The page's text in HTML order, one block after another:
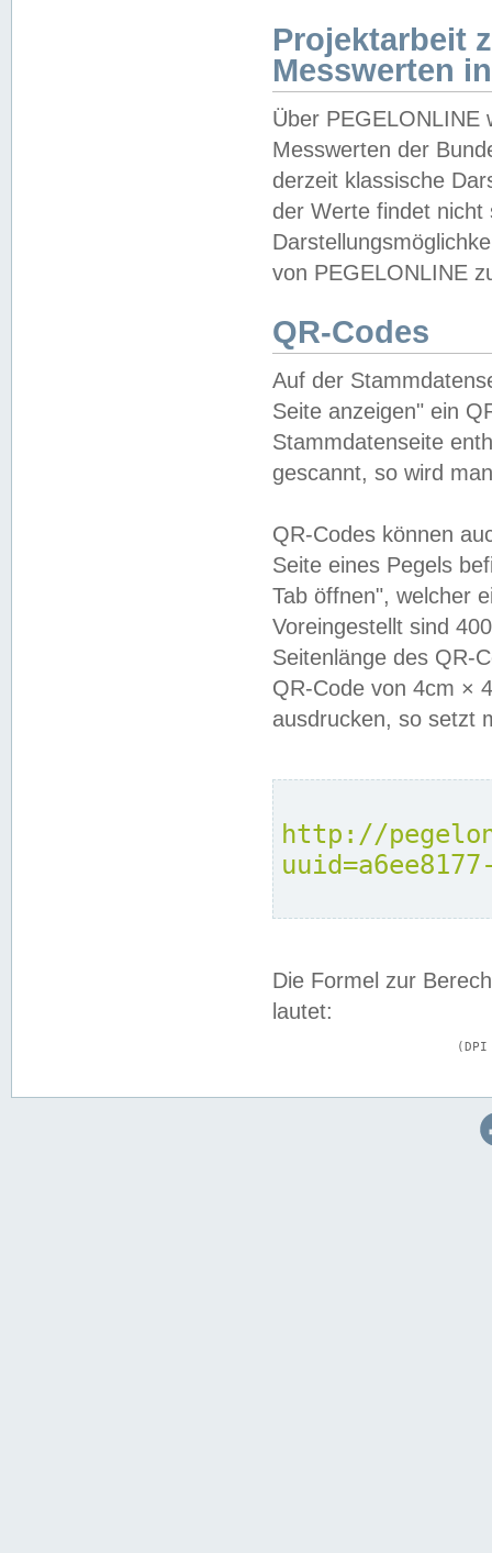
Projektarbeit
Messwerten
Über PEGELONLINE
Messwerten der
derzeit klassische
der Werte findet
von PEGELONLINE
QR-Codes
Auf der
Seite anzeigen" ein
Stammdatenseite
gescannt, so wird
QR-Codes können
Seite eines Pegels
Tab öffnen", welcher
Voreingestellt sind
Seitenlänge des QR-
QR-Code von 4cm ×
ausdrucken, so setzt
http://
Die Formel zur
lautet: